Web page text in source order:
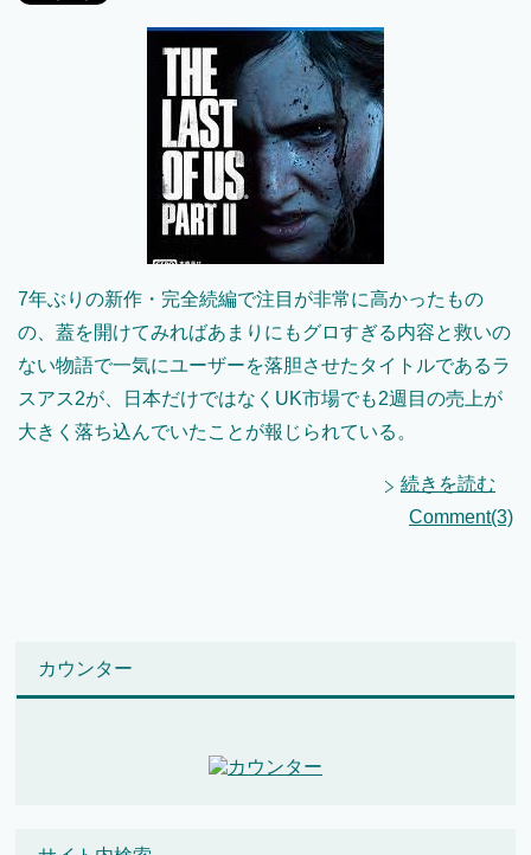
7年ぶりの新作・完全続編で注目が非常に高かったもの
の、蓋を開けてみればあまりにもグロすぎる内容と救いの
ない物語で一気にユーザーを落胆させたタイトルであるラ
スアス2が、日本だけではなくUK市場でも2週目の売上が
大きく落ち込んでいたことが報じられている。
続きを読む
Comment(3)
カウンター